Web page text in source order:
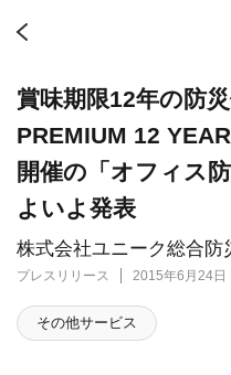
株式会社ユニーク総合防
プレスリリース 2015年6月24日
賞味期限12年の防
PREMIUM 12
開催の「オフィス
よいよ発表
その他サービス